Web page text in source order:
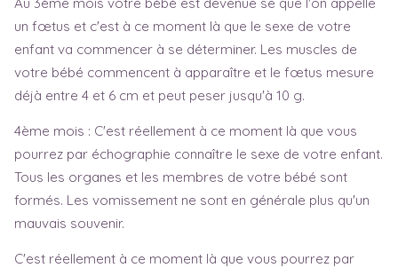
un fœtus et c'est à ce moment là que le sexe de votre
enfant va commencer à se déterminer. Les muscles de
votre bébé commencent à apparaître et le fœtus mesure
déjà entre 4 et 6 cm et peut peser jusqu'à 10 g.
4ème mois : C'est réellement à ce moment là que vous
pourrez par échographie connaître le sexe de votre enfant.
Tous les organes et les membres de votre bébé sont
formés. Les vomissement ne sont en générale plus qu'un
mauvais souvenir.
C'est réellement à ce moment là que vous pourrez par